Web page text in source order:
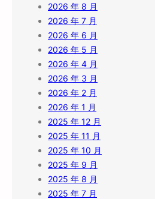
2026 年 8 月
2026 年 7 月
2026 年 6 月
2026 年 5 月
2026 年 4 月
2026 年 3 月
2026 年 2 月
2026 年 1 月
2025 年 12 月
2025 年 11 月
2025 年 10 月
2025 年 9 月
2025 年 8 月
2025 年 7 月